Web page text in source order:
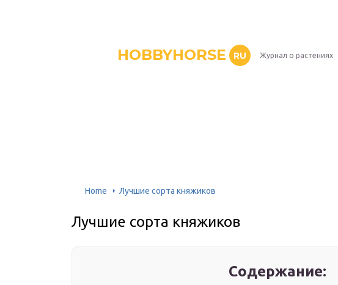
HOBBYHORSE RU Журнал о растениях
Home Лучшие сорта княжиков
Лучшие сорта княжиков
Содержание: